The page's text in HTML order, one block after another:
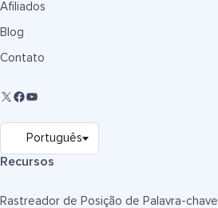
Afiliados
Blog
Contato
Recursos
Rastreador de Posição de Palavra-chave